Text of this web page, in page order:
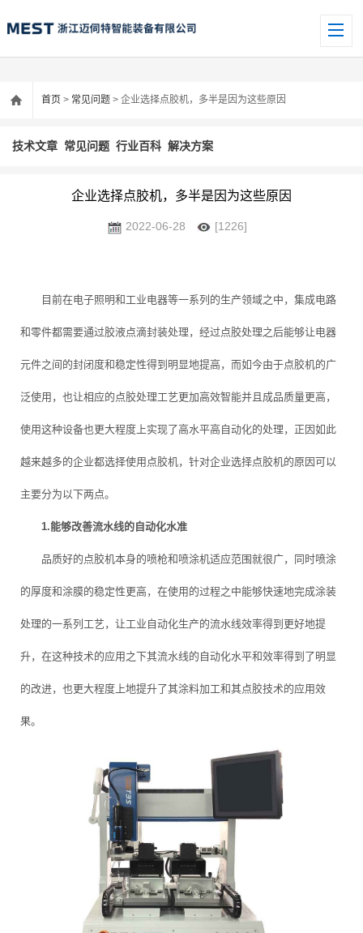
首页 > 常见问题 > 企业选择点胶机，多半是因为这些原因
技术文章 常见问题 行业百科 解决方案
企业选择点胶机，多半是因为这些原因
2022-06-28 [1226]
目前在电子照明和工业电器等一系列的生产领域之中，集成电路
和零件都需要通过胶液点滴封装处理，经过点胶处理之后能够让电器
元件之间的封闭度和稳定性得到明显地提高，而如今由于点胶机的广
泛使用，也让相应的点胶处理工艺更加高效智能并且成品质量更高，
使用这种设备也更大程度上实现了高水平高自动化的处理，正因如此
越来越多的企业都选择使用点胶机，针对企业选择点胶机的原因可以
主要分为以下两点。
1.能够改善流水线的自动化水准
品质好的点胶机本身的喷枪和喷涂机适应范围就很广，同时喷涂
的厚度和涂膜的稳定性更高，在使用的过程之中能够快速地完成涂装
处理的一系列工艺，让工业自动化生产的流水线效率得到更好地提
升，在这种技术的应用之下其流水线的自动化水平和效率得到了明显
的改进，也更大程度上地提升了其涂料加工和其点胶技术的应用效
果。